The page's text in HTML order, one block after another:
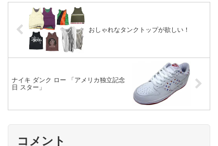
おしゃれなタンクトップが欲しい！
ナイキ ダンク ロー 「アメリカ独立記念
日 スター」
コメント